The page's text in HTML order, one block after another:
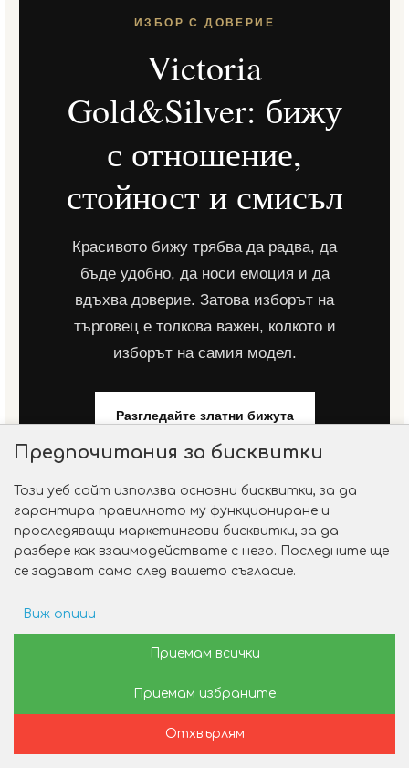
ИЗБОР С ДОВЕРИЕ
Victoria
Gold&Silver: бижу
с отношение,
стойност и смисъл
Красивото бижу трябва да радва, да
бъде удобно, да носи емоция и да
вдъхва доверие. Затова изборът на
търговец е толкова важен, колкото и
изборът на самия модел.
Разгледайте златни бижута
Бижута с диаманти Контакти
Често задавани въпроси
Мога ли да видя бижуто на живо
преди покупка?
Начало Желани Сравни Пишете ни Позвънете
Предпочитания за бисквитки
Този уеб сайт използва основни бисквитки, за да
гарантира правилното му функциониране и
проследяващи маркетингови бисквитки, за да
разбере как взаимодействате с него. Последните ще
се задават само след вашето съгласие.
Виж опции
Рекламни предпочитания
Данни за потребление
Приемам всички
Приемам избраните
Отхвърлям